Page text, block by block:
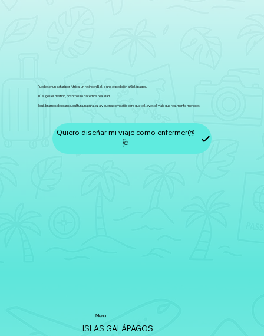
Puede ser un safari por África, un retiro en Bali o una expedición a Galápagos.
Tú eliges el destino, nosotros lo hacemos realidad.
Equilibramos descanso, cultura, naturaleza y buena compañía para que te lleves el viaje que realmente mereces.
Quiero diseñar mi viaje como enfermer@
🩺
Menu
ISLAS GALÁPAGOS